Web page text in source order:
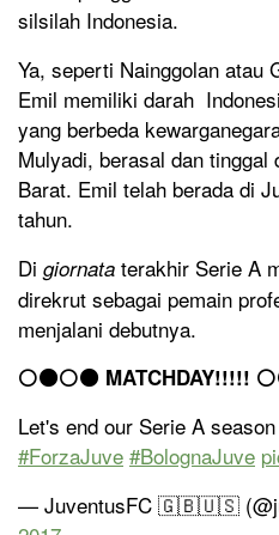
silsilah Indonesia.
Ya, seperti Nainggolan atau
Emil memiliki darah
yang berbeda
Mulyadi, berasal dan tinggal
Barat. Emil telah berada di
tahun.
Di giornata terakhir Serie A
direkrut sebagai pemain
menjalani debutnya.
⚪️⚫️⚪️⚫️ MATCHDAY!!!!!
Let's end our Serie A
#ForzaJuve #BolognaJuve
— JuventusFC 🇬🇧🇺🇸